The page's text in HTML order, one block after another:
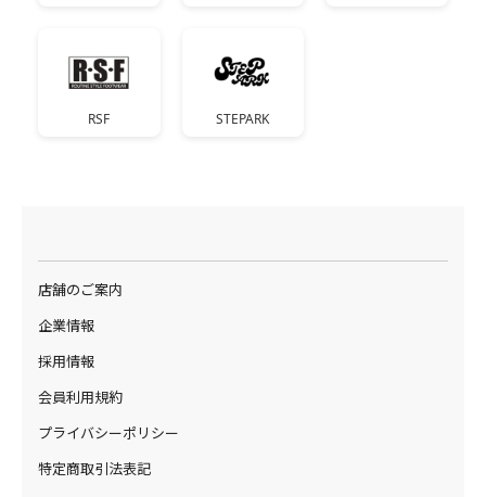
RSF STEPARK
店舗のご案内
企業情報
採用情報
会員利用規約
プライバシーポリシー
特定商取引法表記